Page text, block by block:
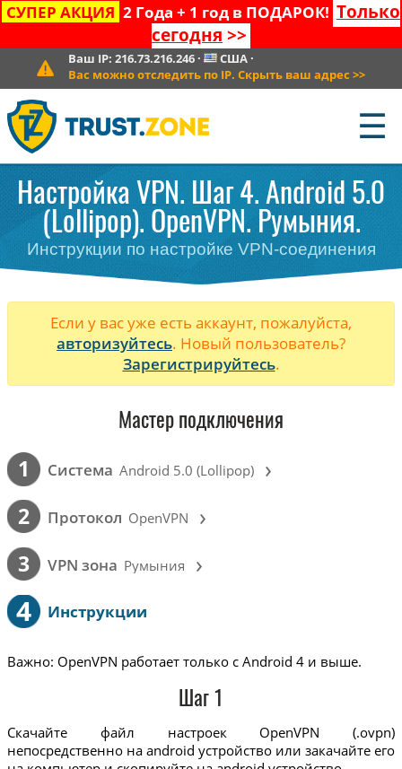
СУПЕР АКЦИЯ 2 Года + 1 год в ПОДАРОК! Только
сегодня >>
Ваш IP: 216.73.216.246· США·
Вас можно отследить по IP. Скрыть ваш адрес >>
☰
Настройка VPN. Шаг 4. Android 5.0
(Lollipop). OpenVPN. Румыния.
Инструкции по настройке VPN-соединения
Если у вас уже есть аккаунт, пожалуйста,
авторизуйтесь. Новый пользователь?
Зарегистрируйтесь.
Мастер подключения
1 Cистема Android 5.0 (Lollipop) ›
2 Протокол OpenVPN ›
3 VPN зона Румыния ›
4 Инструкции
Важно: OpenVPN работает только с Android 4 и выше.
Шаг 1
Скачайте файл настроек OpenVPN (.ovpn)
непосредственно на android устройство или закачайте его